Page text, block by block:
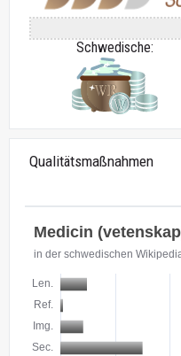
Schwedische:
Qualitätsmaßnahmen